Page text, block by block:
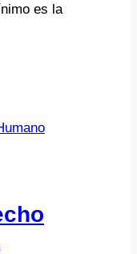
es la